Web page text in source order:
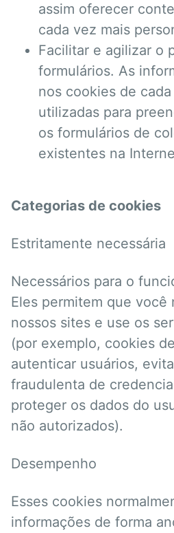
assim oferecer
cada vez mais
Facilitar e agilizar o
formulários. As
nos cookies de
utilizadas para
os formulários de
existentes na
Categorias de cookies
Estritamente necessária
Necessários para o
Eles permitem que você
nossos sites e use os
(por exemplo, cookies
autenticar usuários,
fraudulenta de
proteger os dados do
não autorizados).
Desempenho
Esses cookies
informações de forma